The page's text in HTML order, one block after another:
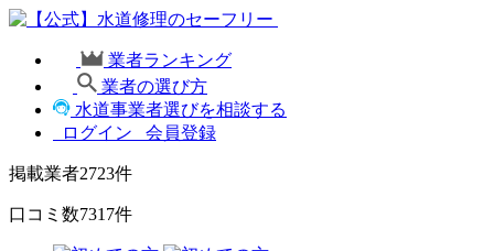
業者ランキング
業者の選び方
水道事業者選びを相談する
ログイン
会員登録
掲載業者2723件
口コミ数7317件